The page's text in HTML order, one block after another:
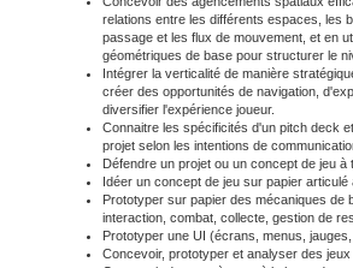
relations entre les différents espaces, les
passage et les flux de mouvement, et en
géométriques de base pour structurer le
Intégrer la verticalité de manière
créer des opportunités de navigation,
diversifier l'expérience joueur.
Connaitre les spécificités d'un pitch deck
projet selon les intentions de
Défendre un projet ou un concept de jeu à
Idéer un concept de jeu sur papier articulé
Prototyper sur papier des mécaniques de
interaction, combat, collecte, gestion de
Prototyper une UI (écrans, menus, jauges,
Concevoir, prototyper et analyser des jeux